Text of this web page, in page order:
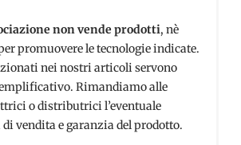
non vende prodotti, nè
promuovere le tecnologie indicate.
nei nostri articoli servono
Rimandiamo alle
o distributrici l’eventuale
vendita e garanzia del prodotto.